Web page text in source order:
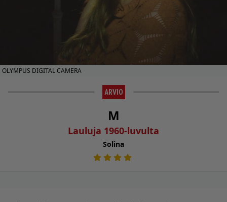
OLYMPUS DIGITAL CAMERA
ARVIO
M
Lauluja 1960-luvulta
Solina